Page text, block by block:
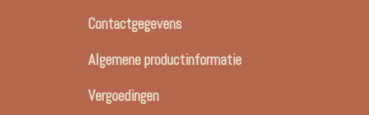
Contactgegevens
Algemene productinformatie
Vergoedingen